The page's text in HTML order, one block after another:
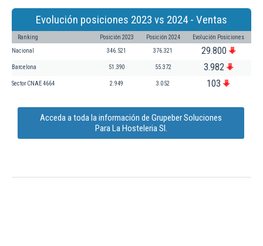
Evolución posiciones 2023 vs 2024 - Ventas
Ranking Posición 2023 Posición 2024 Evolución Posiciones
Nacional 346.521 376.321 29.800
Barcelona 51.390 55.372 3.982
Sector CNAE 4664 2.949 3.052 103
Acceda a toda la información de Grupeber Soluciones
Para La Hosteleria Sl.